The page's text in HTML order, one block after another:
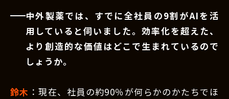
中外製薬では、すでに全社員の9割がAIを活
用していると伺いました。効率化を超えた、
より創造的な価値はどこで生まれているので
しょうか。
鈴木 ：現在、社員の約90％が何らかのかたちでほ